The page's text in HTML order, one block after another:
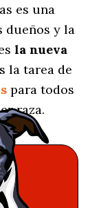
es una
dueños y la
la nueva
la tarea de
para todos
raza.